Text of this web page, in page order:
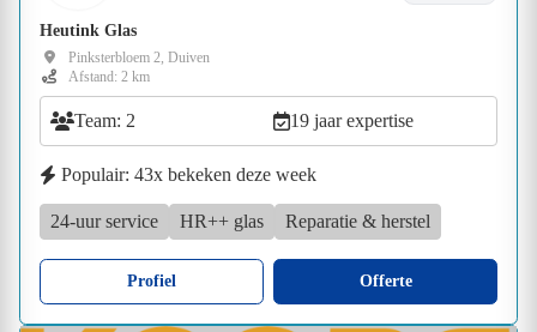
Heutink Glas
Pinksterbloem 2, Duiven
Afstand: 2 km
Team: 2 19 jaar expertise
Populair: 43x bekeken deze week
24-uur service HR++ glas Reparatie & herstel
Profiel Offerte